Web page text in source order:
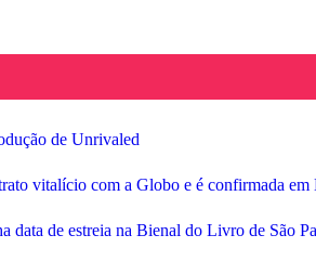
de Unrivaled
vitalício com a Globo e é confirmada
data de estreia na Bienal do Livro de São